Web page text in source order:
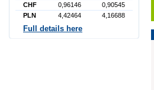
CHF
0,96146
0,90545
PLN
4,42464 4,16688
Full details here